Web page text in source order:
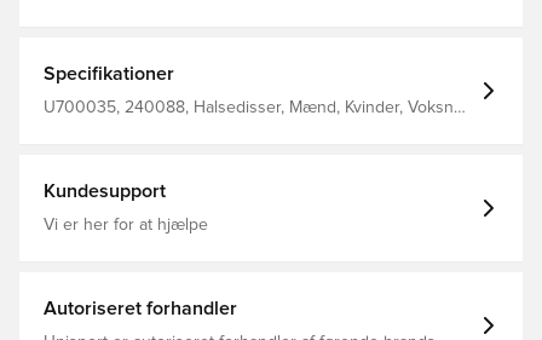
Specifikationer
U700035, 240088, Halsedisser, Mænd, Kvinder, Voksne,
Kundesupport
Vi er her for at hjælpe
Autoriseret forhandler